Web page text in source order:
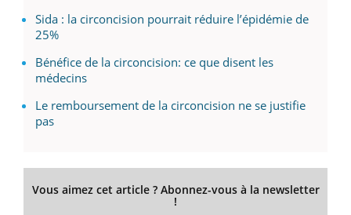
Sida : la circoncision pourrait réduire l’épidémie de
25%
Bénéfice de la circoncision: ce que disent les
médecins
Le remboursement de la circoncision ne se justifie
pas
Vous aimez cet article ? Abonnez-vous à la newsletter
!